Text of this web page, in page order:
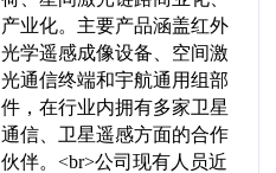
产业化。主要产品涵盖红外
光学遥感成像设备、空间激
光通信终端和宇航通用组部
件，在行业内拥有多家卫星
通信、卫星遥感方面的合作
伙伴。<br>公司现有人员近